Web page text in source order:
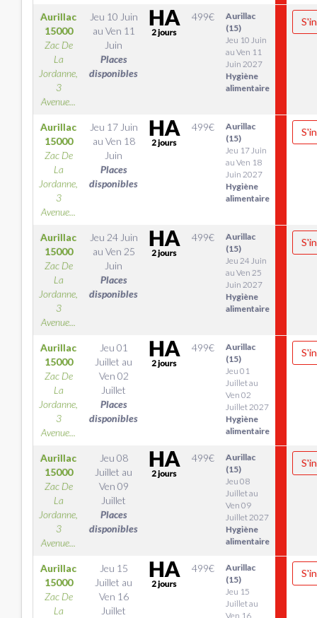
Aurillac
15000
Zac De
La
Jordanne,
3
Avenue...
Jeu 10 Juin
au Ven 11
Juin
Places
disponibles
499€
Aurillac
(15)
Jeu 10 Juin
au Ven 11
Juin 2027
Hygiène
alimentaire
Aurillac
15000
Zac De
La
Jordanne,
3
Avenue...
Jeu 17 Juin
au Ven 18
Juin
Places
disponibles
499€
Aurillac
(15)
Jeu 17 Juin
au Ven 18
Juin 2027
Hygiène
alimentaire
Aurillac
15000
Zac De
La
Jordanne,
3
Avenue...
Jeu 24 Juin
au Ven 25
Juin
Places
disponibles
499€
Aurillac
(15)
Jeu 24 Juin
au Ven 25
Juin 2027
Hygiène
alimentaire
Aurillac
15000
Zac De
La
Jordanne,
3
Avenue...
Jeu 01
Juillet au
Ven 02
Juillet
Places
disponibles
499€
Aurillac
(15)
Jeu 01
Juillet au
Ven 02
Juillet 2027
Hygiène
alimentaire
Aurillac
15000
Zac De
La
Jordanne,
3
Avenue...
Jeu 08
Juillet au
Ven 09
Juillet
Places
disponibles
499€
Aurillac
(15)
Jeu 08
Juillet au
Ven 09
Juillet 2027
Hygiène
alimentaire
Aurillac
15000
Zac De
La
Jeu 15
Juillet au
Ven 16
Juillet
499€
Aurillac
(15)
Jeu 15
Juillet au
Ven 16